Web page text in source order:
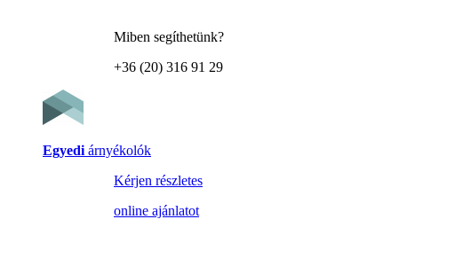
Miben segíthetünk?
+36 (20) 316 91 29
Egyedi árnyékolók
Kérjen részletes
online ajánlatot